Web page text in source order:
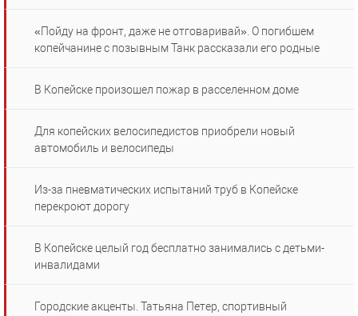
«Пойду на фронт, даже не отговаривай». О погибшем
копейчанине с позывным Танк рассказали его родные
В Копейске произошел пожар в расселенном доме
Для копейских велосипедистов приобрели новый
автомобиль и велосипеды
Из-за пневматических испытаний труб в Копейске
перекроют дорогу
В Копейске целый год бесплатно занимались с детьми-
инвалидами
Городские акценты. Татьяна Петер, спортивный